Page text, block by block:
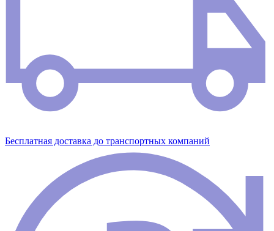
Бесплатная доставка до транспортных компаний